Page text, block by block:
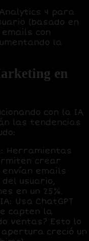
4 para
(basado en
con
la
en
con la IA
las tendencias
: Herramientas
crear
emails
usuario,
en un 25%.
: Usa ChatGPT
capten la
ventas? Esto lo
creció un